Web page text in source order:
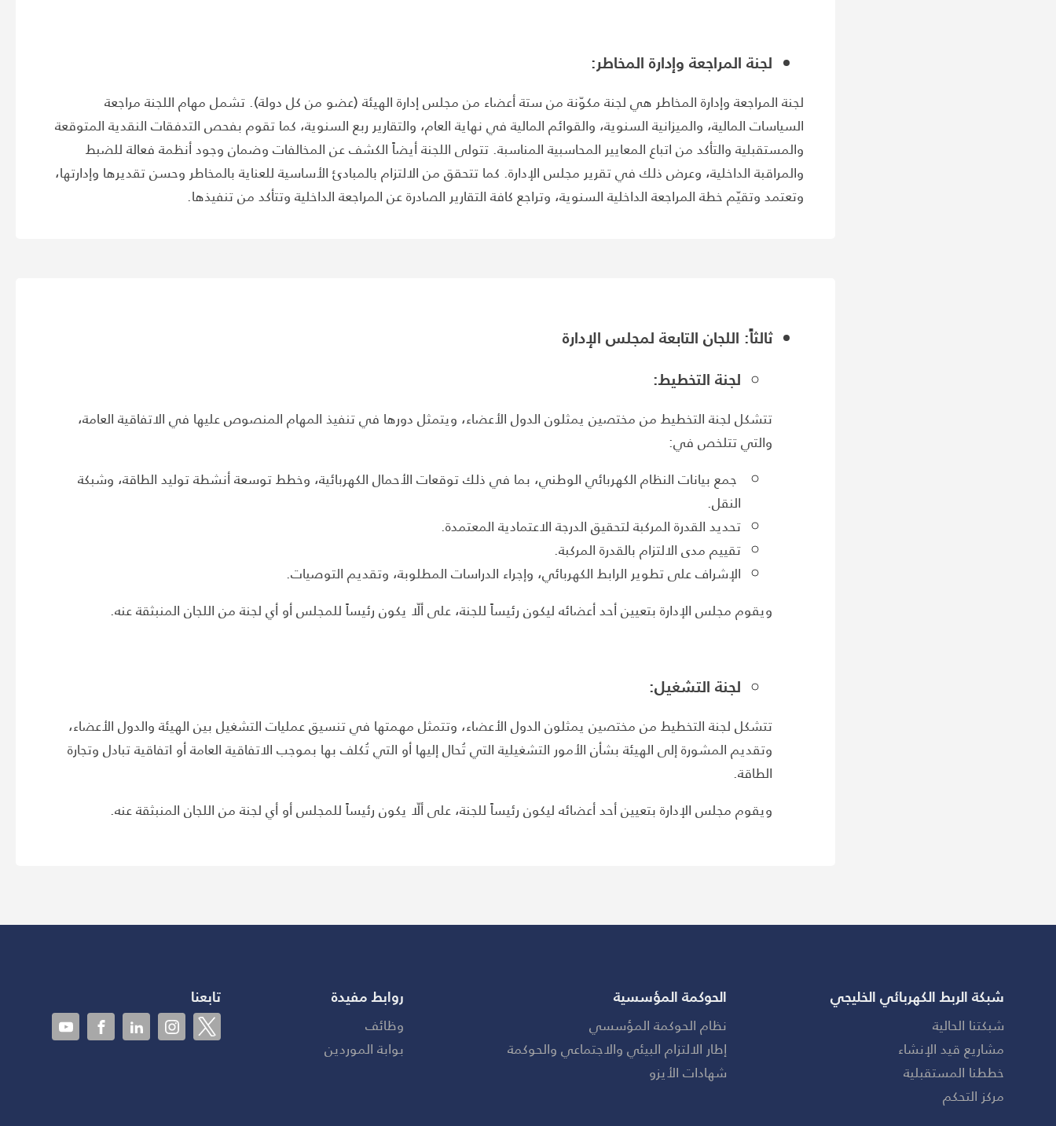
لجنة المراجعة وإدارة المخاطر:
لجنة المراجعة وإدارة المخاطر هي لجنة مكوّنة من ستة أعضاء من مجلس إدارة الهيئة (عضو من كل دولة). تشمل مهام اللجنة مراجعة
السياسات المالية، والميزانية السنوية، والقوائم المالية في نهاية العام، والتقارير ربع السنوية، كما تقوم بفحص التدفقات النقدية المتوقعة
والمستقبلية والتأكد من اتباع المعايير المحاسبية المناسبة. تتولى اللجنة أيضاً الكشف عن المخالفات وضمان وجود أنظمة فعالة للضبط
والمراقبة الداخلية، وعرض ذلك في تقرير مجلس الإدارة. كما تتحقق من الالتزام بالمبادئ الأساسية للعناية بالمخاطر وحسن تقديرها وإدارتها،
وتعتمد وتقيّم خطة المراجعة الداخلية السنوية، وتراجع كافة التقارير الصادرة عن المراجعة الداخلية وتتأكد من تنفيذها.
ثالثاً: اللجان التابعة لمجلس الإدارة
لجنة التخطيط:
تتشكل لجنة التخطيط من مختصين يمثلون الدول الأعضاء، ويتمثل دورها في تنفيذ المهام المنصوص عليها في الاتفاقية العامة،
والتي تتلخص في:
جمع بيانات النظام الكهربائي الوطني، بما في ذلك توقعات الأحمال الكهربائية، وخطط توسعة أنشطة توليد الطاقة، وشبكة
النقل.
تحديد القدرة المركبة لتحقيق الدرجة الاعتمادية المعتمدة.
تقييم مدى الالتزام بالقدرة المركبة.
الإشراف على تطوير الرابط الكهربائي، وإجراء الدراسات المطلوبة، وتقديم التوصيات.
ويقوم مجلس الإدارة بتعيين أحد أعضائه ليكون رئيساً للجنة، على ألّا يكون رئيساً للمجلس أو أي لجنة من اللجان المنبثقة عنه.
لجنة التشغيل:
تتشكل لجنة التخطيط من مختصين يمثلون الدول الأعضاء، وتتمثل مهمتها في تنسيق عمليات التشغيل بين الهيئة والدول الأعضاء،
وتقديم المشورة إلى الهيئة بشأن الأمور التشغيلية التي تُحال إليها أو التي تُكلف بها بموجب الاتفاقية العامة أو اتفاقية تبادل وتجارة
الطاقة.
ويقوم مجلس الإدارة بتعيين أحد أعضائه ليكون رئيساً للجنة، على ألّا يكونرئيساً للمجلس أو أي لجنة من اللجان المنبثقة عنه.
شبكة الربط الكهربائي الخليجي
شبكتنا الحالية
مشاريع قيد الإنشاء
خططنا المستقبلية
مركز التحكم
الحوكمة المؤسسية
نظام الحوكمة المؤسسي
إطار الالتزام البيئي والاجتماعي والحوكمة
شهادات الأيزو
روابط مفيدة
وظائف
بوابة الموردين
تابعنا